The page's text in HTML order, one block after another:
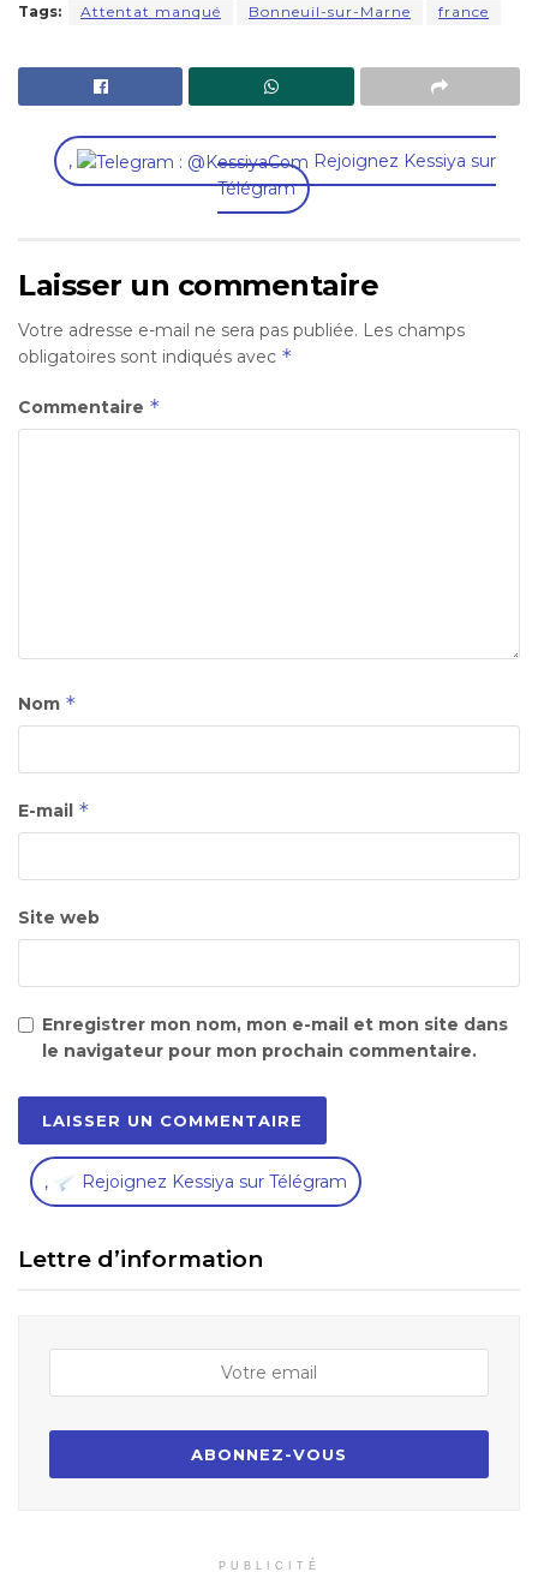
Tags: Attentat manqué Bonneuil-sur-Marne france
,
Rejoignez Kessiya sur
Télégram
Laisser un commentaire
Votre adresse e-mail ne sera pas publiée. Les champs
obligatoires sont indiqués avec *
Commentaire *
Nom *
E-mail *
Site web
Enregistrer mon nom, mon e-mail et mon site dans
le navigateur pour mon prochain commentaire.
, Rejoignez Kessiya sur Télégram
Lettre d’information
PUBLICITÉ